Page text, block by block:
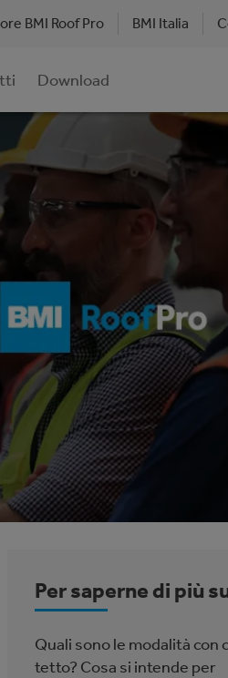
BMI Roof Pro BMI Italia
Download
Per saperne di più
Quali sono le modalità
tetto? Cosa si intende per